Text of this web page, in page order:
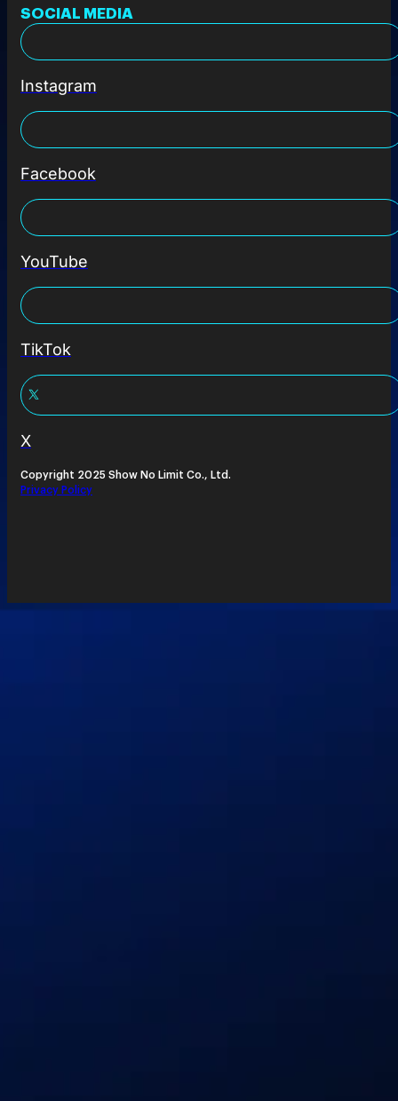
SOCIAL MEDIA
Instagram
Facebook
YouTube
TikTok
X
Copyright 2025 Show No Limit Co., Ltd.
Privacy Policy